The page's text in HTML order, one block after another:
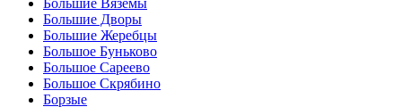
Большие Вязёмы
Большие Дворы
Большие Жеребцы
Большое Буньково
Большое Сареево
Большое Скрябино
Борзые